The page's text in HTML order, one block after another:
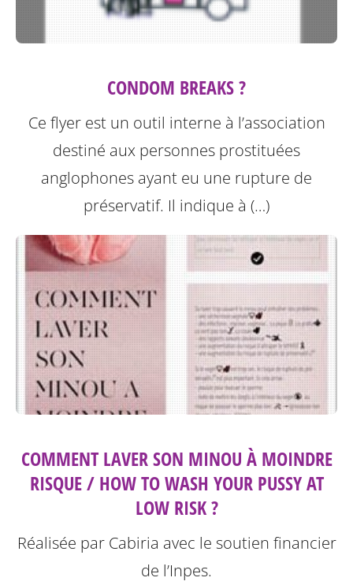
CONDOM BREAKS ?
Ce flyer est un outil interne à l’association
destiné aux personnes prostituées
anglophones ayant eu une rupture de
préservatif. Il indique à (…)
COMMENT LAVER SON MINOU À MOINDRE
RISQUE / HOW TO WASH YOUR PUSSY AT
LOW RISK ?
Réalisée par Cabiria avec le soutien financier
de l’Inpes.